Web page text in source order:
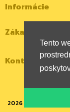
Tento
Informácie
Zákaznícky účet
Kontaktujte nás
2026 | Všetky